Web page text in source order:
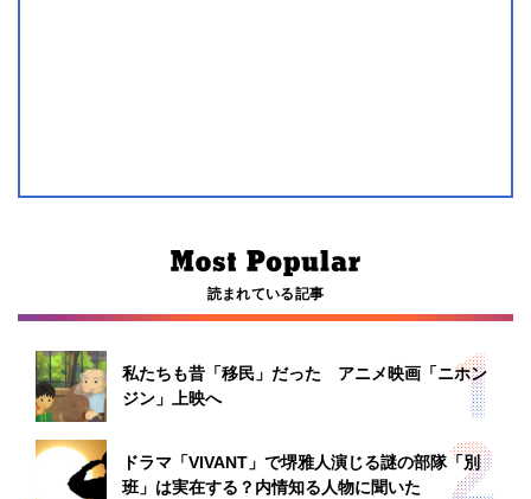
読まれている記事
私たちも昔「移民」だった アニメ映画「ニホン
ジン」上映へ
ドラマ「VIVANT」で堺雅人演じる謎の部隊「別
班」は実在する？内情知る人物に聞いた